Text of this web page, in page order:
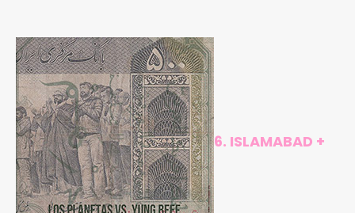
6. ISLAMABAD +